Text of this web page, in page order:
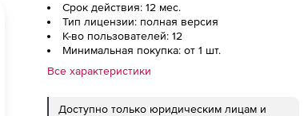
Срок действия: 12 мес.
Тип лицензии: полная версия
К-во пользователей: 12
Минимальная покупка: от 1 шт.
Все характеристики
Доступно только юридическим лицам и